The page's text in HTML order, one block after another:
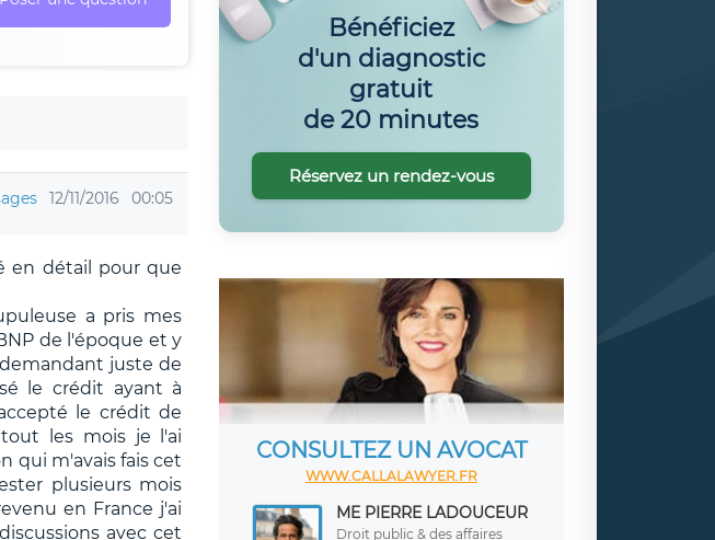
12/11/2016 00:05
en détail pour que
a pris mes
de l'époque et y
juste de
le crédit ayant à
le crédit de
les mois je l'ai
qui m'avais fais cet
plusieurs mois
en France j'ai
avec cet
Bénéficiez
d'un diagnostic
gratuit
de 20 minutes
Réservez un rendez-vous
CONSULTEZ UN AVOCAT
WWW.CALLALAWYER.FR
ME PIERRE LADOUCEUR
Droit public & des affaires